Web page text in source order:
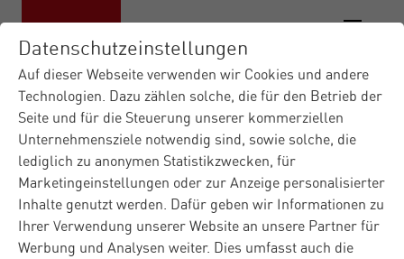
Datenschutzeinstellungen
Auf dieser Webseite verwenden wir Cookies und andere
Technologien. Dazu zählen solche, die für den Betrieb der
Seite und für die Steuerung unserer kommerziellen
Unternehmensziele notwendig sind, sowie solche, die
lediglich zu anonymen Statistikzwecken, für
Marketingeinstellungen oder zur Anzeige personalisierter
Inhalte genutzt werden. Dafür geben wir Informationen zu
Ihrer Verwendung unserer Website an unsere Partner für
Werbung und Analysen weiter. Dies umfasst auch die